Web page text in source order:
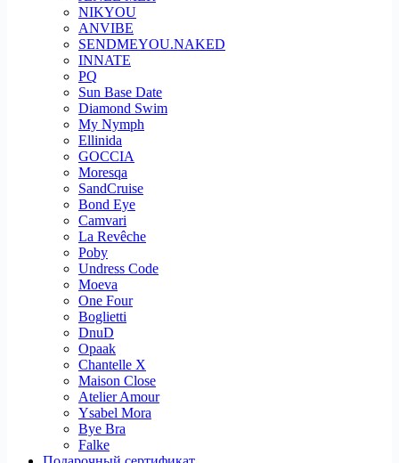
NIKYOU
ANVIBE
SENDMEYOU.NAKED
INNATE
PQ
Sun Base Date
Diamond Swim
My Nymph
Ellinida
GOCCIA
Moresqa
SandCruise
Bond Eye
Camvari
La Revêche
Poby
Undress Code
Moeva
One Four
Boglietti
DnuD
Opaak
Chantelle X
Maison Close
Atelier Amour
Ysabel Mora
Bye Bra
Falke